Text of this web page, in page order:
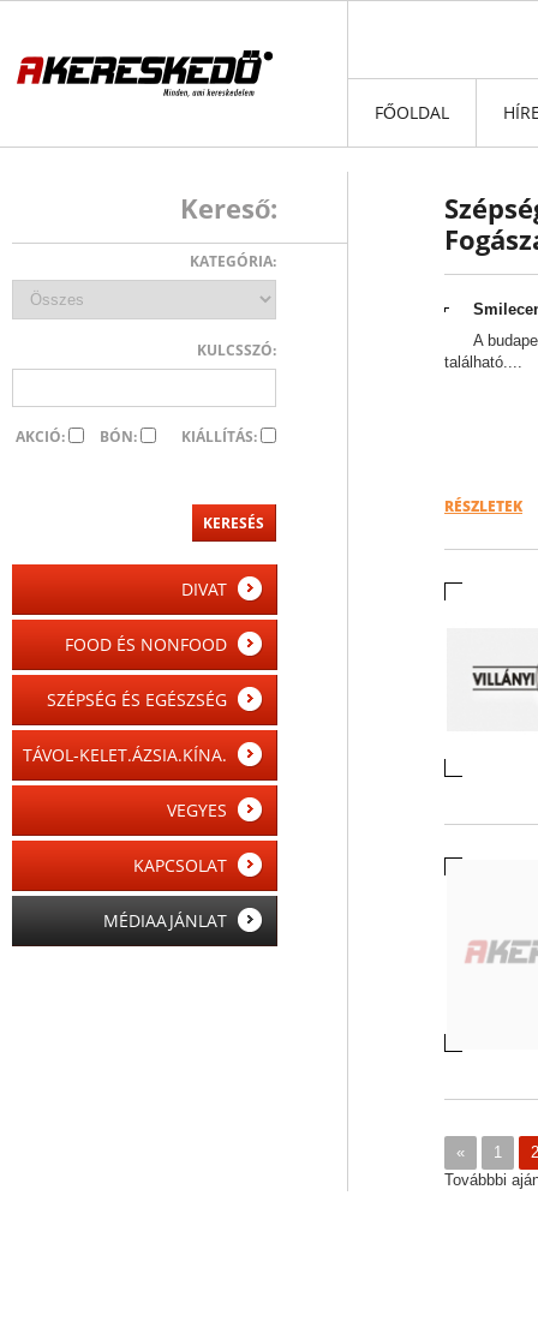
FŐOLDAL
A
található....
RÉSZLETEK
« 1
2
Továbbbi
Kereső:
KATEGÓRIA:
KULCSSZÓ:
AKCIÓ: BÓN: KIÁLLÍTÁS:
DIVAT
FOOD ÉS NONFOOD
SZÉPSÉG ÉS EGÉSZSÉG
TÁVOL-KELET.ÁZSIA.KÍNA.
VEGYES
KAPCSOLAT
MÉDIAAJÁNLAT